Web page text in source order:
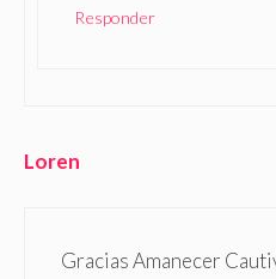
Responder
Loren
Gracias Amanecer